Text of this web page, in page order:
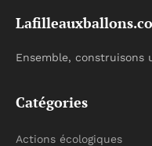
Ensemble, construisons
Catégories
Actions écologiques